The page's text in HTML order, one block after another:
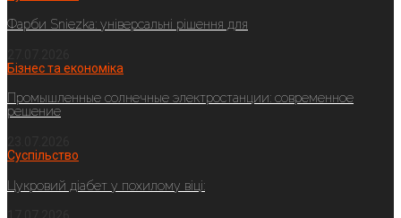
Фарби Sniezka: універсальні рішення для
Бізнес та економіка
Промышленные солнечные электростанции: современное
решение
Суспільство
Цукровий діабет у похилому віці: